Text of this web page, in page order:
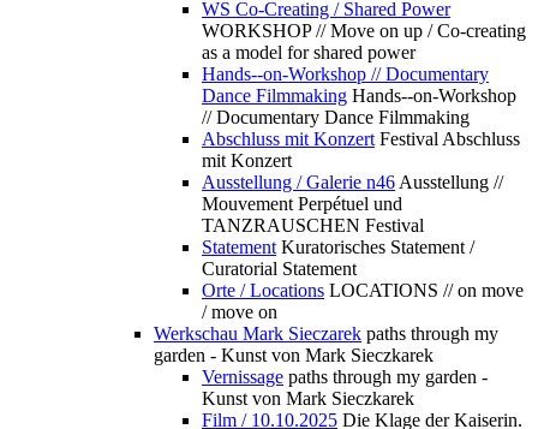
WS Co-Creating / Shared Power
WORKSHOP // Move on up / Co-creating
as a model for shared power
Hands--on-Workshop // Documentary
Dance Filmmaking Hands--on-Workshop
// Documentary Dance Filmmaking
Abschluss mit Konzert Festival Abschluss
mit Konzert
Ausstellung / Galerie n46 Ausstellung //
Mouvement Perpétuel und
TANZRAUSCHEN Festival
Statement Kuratorisches Statement /
Curatorial Statement
Orte / Locations LOCATIONS // on move
/ move on
Werkschau Mark Sieczarek paths through my
garden - Kunst von Mark Sieczkarek
Vernissage paths through my garden -
Kunst von Mark Sieczkarek
Film / 10.10.2025 Die Klage der Kaiserin.